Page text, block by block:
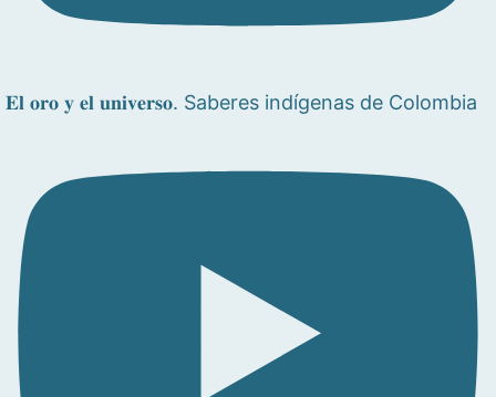
𝐄𝐥 𝐨𝐫𝐨 𝐲 𝐞𝐥 𝐮𝐧𝐢𝐯𝐞𝐫𝐬𝐨. Saberes indígenas de Colombia